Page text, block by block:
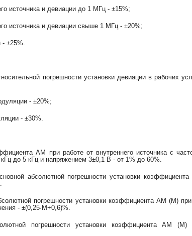
источника и девиации до 1 МГц - ±15%;
источника и девиации свыше 1 МГц - ±20%;
- ±25%.
погрешности установки девиации в рабочих
- ±20%;
- ±30%.
АМ при работе от внутреннего источника с
кГц до 5 кГц и напряжением 3±0,1 В - от 1% до 60%.
абсолютной погрешности установки
погрешности установки коэффициента АМ (М) при
- ±(0,25∙М+0,6)%.
погрешности установки коэффициента АМ